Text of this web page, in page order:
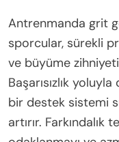
Antrenmanda grit
sporcular, sürekli
ve büyüme
Başarısızlık
bir destek sistemi
artırır.